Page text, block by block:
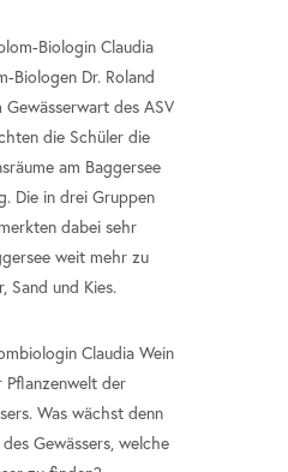
Biologin Claudia
Biologen Dr. Roland
des ASV
die Schüler die
am Baggersee
Die in drei Gruppen
dabei sehr
weit mehr zu
Sand und Kies.
Claudia Wein
der
Was wächst denn
Gewässers, welche